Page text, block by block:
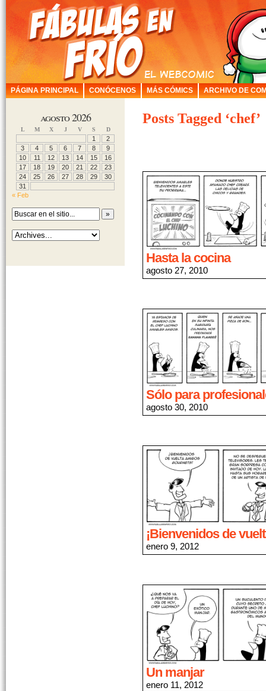
PÁGINA PRINCIPAL CONÓCENOS MÁS CÓMICS ARCHIVO DE
agosto 2026
L M X J V S D
1
2
3
4 5 6 7 8
9
10
11 12 13 14 15
16
17
18 19 20 21 22
23
24
25 26 27 28 29
30
31
« Feb
Posts Tagged ‘chef’
Hasta la cocina
agosto 27, 2010
Sólo para
agosto 30, 2010
¡Bienvenidos de
enero 9, 2012
Un manjar
enero 11, 2012